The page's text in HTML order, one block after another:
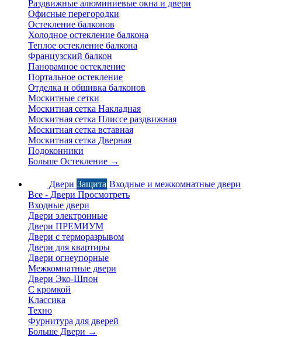
Раздвижные алюминиевые окна и двери
Офисные перегородки
Остекление балконов
Холодное остекление балкона
Теплое остекление балкона
Французский балкон
Панорамное остекление
Портальное остекление
Отделка и обшивка балконов
Москитные сетки
Москитная сетка Накладная
Москитная сетка Плиссе раздвижная
Москитная сетка вставная
Москитная сетка Дверная
Подоконники
Больше Остекление →
Двери Защита Входные и межкомнатные двери
Все - Двери Просмотреть
Входные двери
Двери электронные
Двери ПРЕМИУМ
Двери с терморазрывом
Двери для квартиры
Двери огнеупорные
Межкомнатные двери
Двери Эко-Шпон
С кромкой
Классика
Техно
Фурнитура для дверей
Больше Двери →